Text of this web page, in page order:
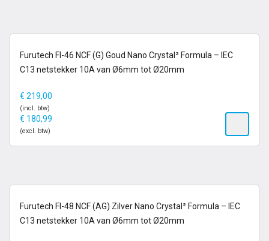
op voorraad
Furutech FI-46 NCF (G) Goud Nano Crystal² Formula – IEC
C13 netstekker 10A van Ø6mm tot Ø20mm
€ 219,00
(incl. btw)
€ 180,99
(excl. btw)
op voorraad
Furutech FI-48 NCF (AG) Zilver Nano Crystal² Formula – IEC
C13 netstekker 10A van Ø6mm tot Ø20mm